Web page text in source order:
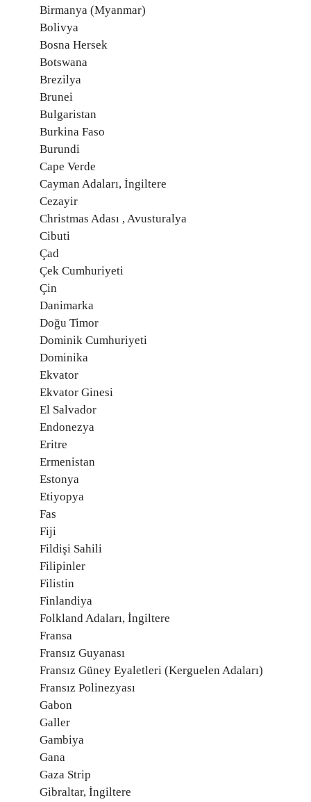
Birmanya (Myanmar)
Bolivya
Bosna Hersek
Botswana
Brezilya
Brunei
Bulgaristan
Burkina Faso
Burundi
Cape Verde
Cayman Adaları, İngiltere
Cezayir
Christmas Adası , Avusturalya
Cibuti
Çad
Çek Cumhuriyeti
Çin
Danimarka
Doğu Timor
Dominik Cumhuriyeti
Dominika
Ekvator
Ekvator Ginesi
El Salvador
Endonezya
Eritre
Ermenistan
Estonya
Etiyopya
Fas
Fiji
Fildişi Sahili
Filipinler
Filistin
Finlandiya
Folkland Adaları, İngiltere
Fransa
Fransız Guyanası
Fransız Güney Eyaletleri (Kerguelen Adaları)
Fransız Polinezyası
Gabon
Galler
Gambiya
Gana
Gaza Strip
Gibraltar, İngiltere